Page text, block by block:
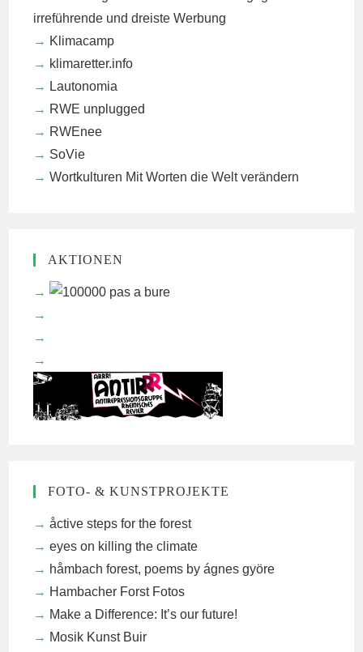
irreführende und dreiste Werbung
Klimacamp
klimaretter.info
Lautonomia
RWE unplugged
RWEnee
SoVie
Wortkulturen Mit Worten die Welt verändern
AKTIONEN
FOTO- & KUNSTPROJEKTE
åctive steps for the forest
eyes on killing the climate
håmbach forest, poems by ágnes györe
Hambacher Forst Fotos
Make a Difference: It’s our future!
Mosik Kunst Buir